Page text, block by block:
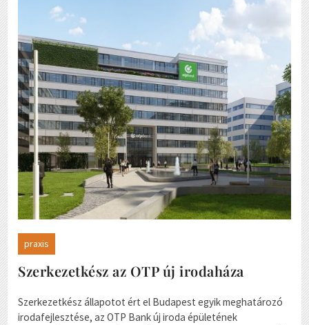
praxis
Szerkezetkész az OTP új irodaháza
Szerkezetkész állapotot ért el Budapest egyik meghatározó
irodafejlesztése, az OTP Bank új iroda épületének